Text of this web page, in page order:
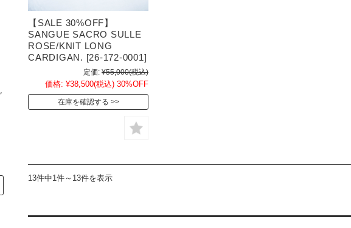
【SALE 30%OFF】
SANGUE SACRO SULLE
ROSE/KNIT LONG
CARDIGAN. [26-172-0001]
定価: ¥55,000(税込)
価格: ¥38,500(税込) 30%OFF
在庫を確認する
13件中1件～13件を表示